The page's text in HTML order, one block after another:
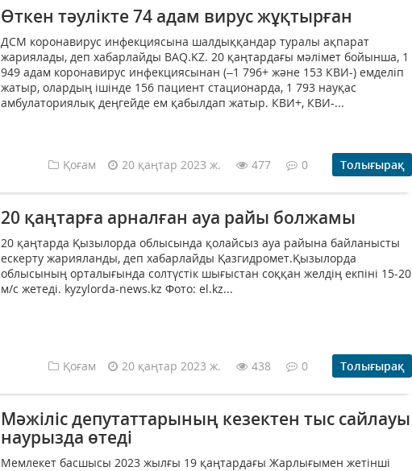
Өткен тәулікте 74 адам вирус жұқтырған
ДСМ коронавирус инфекциясына шалдыққандар туралы ақпарат
жариялады, деп хабарлайды BAQ.KZ. 20 қаңтардағы мәлімет бойынша, 1
949 адам коронавирус инфекциясынан (–1 796+ және 153 КВИ-) емделіп
жатыр, олардың ішінде 156 пациент стационарда, 1 793 науқас
амбулаториялық деңгейде ем қабылдап жатыр. КВИ+, КВИ-...
Қоғам 20 қаңтар 2023 ж. 477 0 Толығырақ
20 қаңтарға арналған ауа райы болжамы
20 қаңтарда Қызылорда облысында қолайсыз ауа райына байланысты
ескерту жарияланды, деп хабарлайды Қазгидромет.Қызылорда
облысының орталығында солтүстік шығыстан соққан желдің екпіні 15-20
м/с жетеді. kyzylorda-news.kz Фото: el.kz...
Қоғам 20 қаңтар 2023 ж. 438 0 Толығырақ
Мәжіліс депутаттарының кезектен тыс сайлауы
наурызда өтеді
Мемлекет басшысы 2023 жылғы 19 қаңтардағы Жарлығымен жетінші